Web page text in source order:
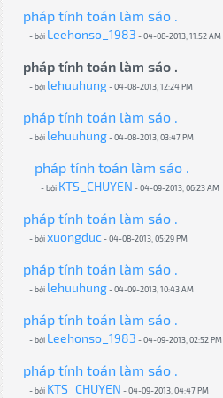
pháp tính toán làm sáo .
- bởi Leehonso_1983 - 04-08-2013, 11:52 AM
pháp tính toán làm sáo .
- bởi lehuuhung- 04-08-2013, 12:24 PM
pháp tính toán làm sáo .
- bởi lehuuhung- 04-08-2013, 03:47 PM
pháp tính toán làm sáo .
- bởi KTS_CHUYEN - 04-09-2013, 06:23 AM
pháp tính toán làm sáo .
- bởixuongduc- 04-08-2013, 05:29 PM
pháp tính toán làm sáo .
- bởi lehuuhung- 04-09-2013, 10:43 AM
pháp tính toán làm sáo .
- bởi Leehonso_1983 - 04-09-2013, 02:52 PM
pháp tính toán làm sáo .
- bởi KTS_CHUYEN - 04-09-2013, 04:47 PM